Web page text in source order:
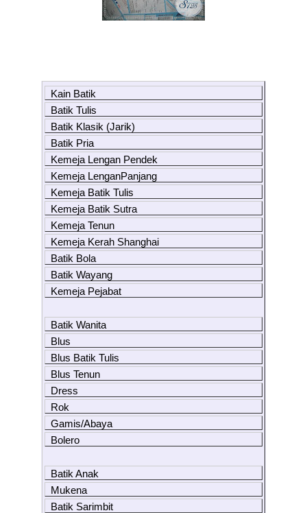
Kain Batik
Batik Tulis
Batik Klasik (Jarik)
Batik Pria
Kemeja Lengan Pendek
Kemeja LenganPanjang
Kemeja Batik Tulis
Kemeja Batik Sutra
Kemeja Tenun
Kemeja Kerah Shanghai
Batik Bola
Batik Wayang
Kemeja Pejabat
Batik Wanita
Blus
Blus Batik Tulis
Blus Tenun
Dress
Rok
Gamis/Abaya
Bolero
Batik Anak
Mukena
Batik Sarimbit